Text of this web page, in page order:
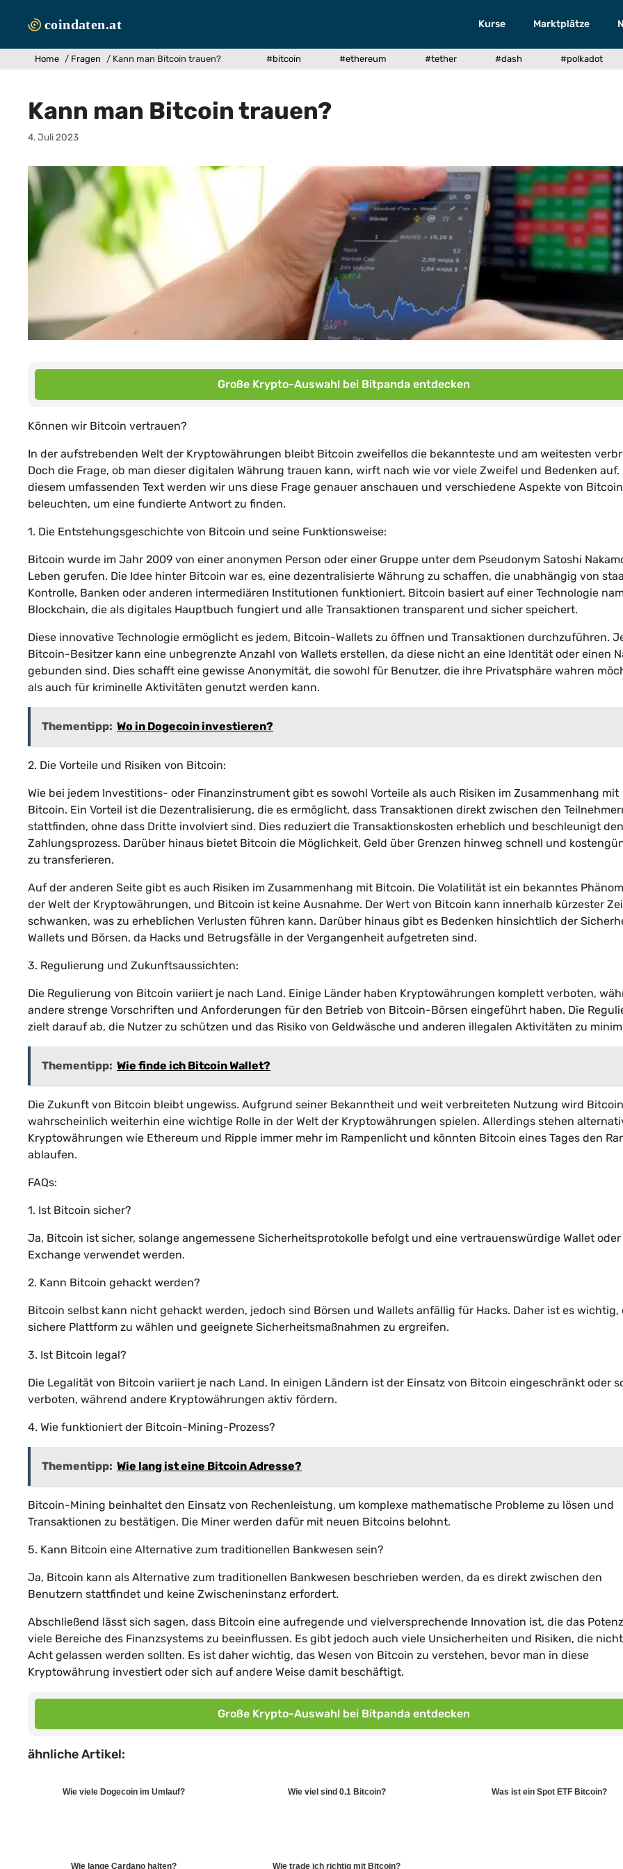
Inhalt
Kurse Marktplätze
Home / Fragen / Kann man Bitcoin trauen? #bitcoin #ethereum #tether #dash #polkadot
Kann man Bitcoin trauen?
4. Juli 2023
Große Krypto-Auswahl bei Bitpanda entdecken
Können wir Bitcoin vertrauen?
In der aufstrebenden Welt der Kryptowährungen bleibt Bitcoin zweifellos die bekannteste und am weitesten
Doch die Frage, ob man dieser digitalen Währung trauen kann, wirft nach wie vor viele Zweifel und Bedenken auf.
diesem umfassenden Text werden wir uns diese Frage genauer anschauen und verschiedene Aspekte von Bitcoin
beleuchten, um eine fundierte Antwort zu finden.
1. Die Entstehungsgeschichte von Bitcoin und seine Funktionsweise:
Bitcoin wurde im Jahr 2009 von einer anonymen Person oder einer Gruppe unter dem Pseudonym Satoshi
Leben gerufen. Die Idee hinter Bitcoin war es, eine dezentralisierte Währung zu schaffen, die unabhängig von
Kontrolle, Banken oder anderen intermediären Institutionen funktioniert. Bitcoin basiert auf einer Technologie
Blockchain, die als digitales Hauptbuch fungiert und alle Transaktionen transparent und sicher speichert.
Diese innovative Technologie ermöglicht es jedem, Bitcoin-Wallets zu öffnen und Transaktionen durchzuführen.
Bitcoin-Besitzer kann eine unbegrenzte Anzahl von Wallets erstellen, da diese nicht an eine Identität oder einen
gebunden sind. Dies schafft eine gewisse Anonymität, die sowohl für Benutzer, die ihre Privatsphäre wahren
als auch für kriminelle Aktivitäten genutzt werden kann.
Thementipp: Wo in Dogecoin investieren?
2. Die Vorteile und Risiken von Bitcoin:
Wie bei jedem Investitions- oder Finanzinstrument gibt es sowohl Vorteile als auch Risiken im Zusammenhang mit
Bitcoin. Ein Vorteil ist die Dezentralisierung, die es ermöglicht, dass Transaktionen direkt zwischen den
stattfinden, ohne dass Dritte involviert sind. Dies reduziert die Transaktionskosten erheblich und beschleunigt den
Zahlungsprozess. Darüber hinaus bietet Bitcoin die Möglichkeit, Geld über Grenzen hinweg schnell und
zu transferieren.
Auf der anderen Seite gibt es auch Risiken im Zusammenhang mit Bitcoin. Die Volatilität ist ein bekanntes
der Welt der Kryptowährungen, und Bitcoin ist keine Ausnahme. Der Wert von Bitcoin kann innerhalb kürzester
schwanken, was zu erheblichen Verlusten führen kann. Darüber hinaus gibt es Bedenken hinsichtlich der
Wallets und Börsen, da Hacks und Betrugsfälle in der Vergangenheit aufgetreten sind.
3. Regulierung und Zukunftsaussichten:
Die Regulierung von Bitcoin variiert je nach Land. Einige Länder haben Kryptowährungen komplett verboten,
andere strenge Vorschriften und Anforderungen für den Betrieb von Bitcoin-Börsen eingeführt haben. Die
zielt darauf ab, die Nutzer zu schützen und das Risiko von Geldwäsche und anderen illegalen Aktivitäten zu
Thementipp: Wie finde ich Bitcoin Wallet?
Die Zukunft von Bitcoin bleibt ungewiss. Aufgrund seiner Bekanntheit und weit verbreiteten Nutzung wird Bitcoin
wahrscheinlich weiterhin eine wichtige Rolle in der Welt der Kryptowährungen spielen. Allerdings stehen
Kryptowährungen wie Ethereum und Ripple immer mehr im Rampenlicht und könnten Bitcoin eines Tages den
ablaufen.
FAQs:
1. Ist Bitcoin sicher?
Ja, Bitcoin ist sicher, solange angemessene Sicherheitsprotokolle befolgt und eine vertrauenswürdige Wallet oder
Exchange verwendet werden.
2. Kann Bitcoin gehackt werden?
Bitcoin selbst kann nicht gehackt werden, jedoch sind Börsen und Wallets anfällig für Hacks. Daher ist es wichtig,
sichere Plattform zu wählen und geeignete Sicherheitsmaßnahmen zu ergreifen.
3. Ist Bitcoin legal?
Die Legalität von Bitcoin variiert je nach Land. In einigen Ländern ist der Einsatz von Bitcoin eingeschränkt oder
verboten, während andere Kryptowährungen aktiv fördern.
4. Wie funktioniert der Bitcoin-Mining-Prozess?
Thementipp: Wie lang ist eine Bitcoin Adresse?
Bitcoin-Mining beinhaltet den Einsatz von Rechenleistung, um komplexe mathematische Probleme zu lösen und
Transaktionen zu bestätigen. Die Miner werden dafür mit neuen Bitcoins belohnt.
5. Kann Bitcoin eine Alternative zum traditionellen Bankwesen sein?
Ja, Bitcoin kann als Alternative zum traditionellen Bankwesen beschrieben werden, da es direkt zwischen den
Benutzern stattfindet und keine Zwischeninstanz erfordert.
Abschließend lässt sich sagen, dass Bitcoin eine aufregende und vielversprechende Innovation ist, die das
viele Bereiche des Finanzsystems zu beeinflussen. Es gibt jedoch auch viele Unsicherheiten und Risiken, die
Acht gelassen werden sollten. Es ist daher wichtig, das Wesen von Bitcoin zu verstehen, bevor man in diese
Kryptowährung investiert oder sich auf andere Weise damit beschäftigt.
Große Krypto-Auswahl bei Bitpanda entdecken
ähnliche Artikel:
Wie viele Dogecoin im Umlauf? Wie viel sind 0.1 Bitcoin? Was ist ein Spot ETF Bitcoin?
Wie lange Cardano halten? Wie trade ich richtig mit Bitcoin?